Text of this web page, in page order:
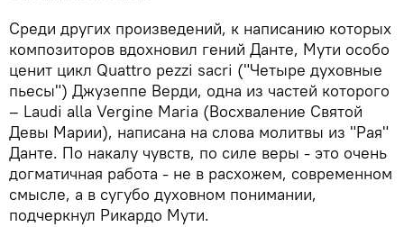
Среди других произведений, к написанию которых
композиторов вдохновил гений Данте, Мути особо
ценит цикл Quattro pezzi sacri ("Четыре духовные
пьесы") Джузеппе Верди, одна из частей которого
– Laudi alla Vergine Maria (Восхваление Святой
Девы Марии), написана на слова молитвы из "Рая"
Данте. По накалу чувств, по силе веры - это очень
догматичная работа - не в расхожем, современном
смысле, а в сугубо духовном понимании,
подчеркнул Рикардо Мути.